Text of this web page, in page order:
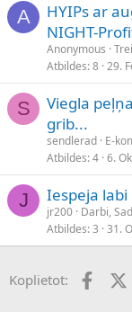
A
HYIPs ar
NIGHT-
Anonymous
Atbildes 8 29.
S
Viegla
grib...
sendlerad E-
Atbildes 4 6.
J Iespeja
jr200 Darbi,
Atbildes 3 31.
Koplietot: